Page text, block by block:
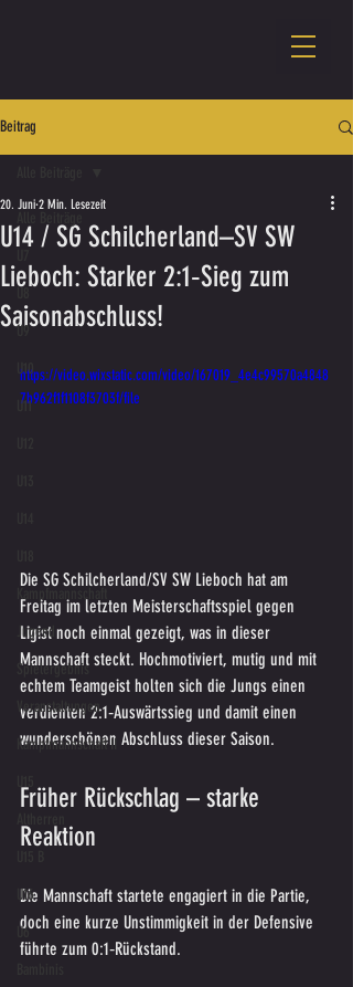
Beitrag
U8
U9
U10
U11
Jugend
Spielergebnis
Veranstaltungen
Kampfmannschaft II
U16
U6
U14 / SG Schilcherland–SV SW
Lieboch: Starker 2:1‑Sieg zum
Saisonabschluss!
20. Juni 2 Min. Lesezeit
https://video.wixstatic.com/video/167019_4e4c99570a4848
7b962f1f1108f3703f/file
Die SG Schilcherland/SV SW Lieboch hat am
Freitag im letzten Meisterschaftsspiel gegen
Ligist noch einmal gezeigt, was in dieser
Mannschaft steckt. Hochmotiviert, mutig und mit
echtem Teamgeist holten sich die Jungs einen
verdienten 2:1‑Auswärtssieg und damit einen
wunderschönen Abschluss dieser Saison.
Früher Rückschlag – starke
Reaktion
Die Mannschaft startete engagiert in die Partie,
doch eine kurze Unstimmigkeit in der Defensive
führte zum 0:1‑Rückstand.